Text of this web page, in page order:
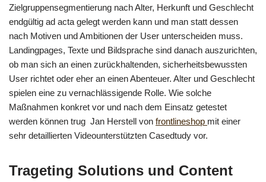
Zielgruppensegmentierung nach Alter, Herkunft und Geschlecht
endgültig ad acta gelegt werden kann und man statt dessen
nach Motiven und Ambitionen der User unterscheiden muss.
Landingpages, Texte und Bildsprache sind danach auszurichten,
ob man sich an einen zurückhaltenden, sicherheitsbewussten
User richtet oder eher an einen Abenteuer. Alter und Geschlecht
spielen eine zu vernachlässigende Rolle. Wie solche
Maßnahmen konkret vor und nach dem Einsatz getestet
werden können trug Jan Herstell von frontlineshop mit einer
sehr detaillierten Videounterstützten Casedtudy vor.
Trageting Solutions und Content